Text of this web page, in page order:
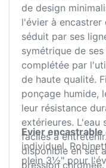
de design
l'évier à encastrer
séduit par ses
symétrique de
complétée par
de haute qualité.
ponçage humide,
leur résistance
extérieures. L'eau
faciles à
disponible en set
pression
Evier
individuel.
plein 3½" pour